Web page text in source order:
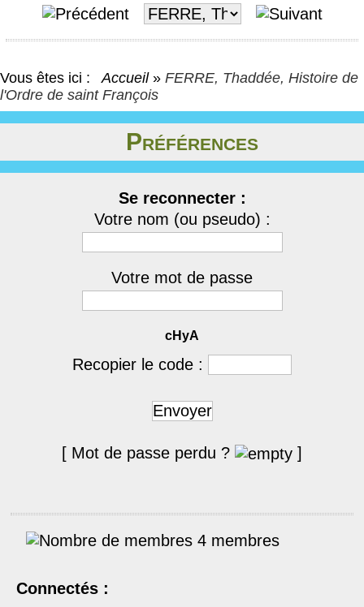
Vous êtes ici : Accueil » FERRE, Thaddée, Histoire de
l'Ordre de saint François
Préférences
Se reconnecter :
Votre nom (ou pseudo) :
Votre mot de passe
cHyA
Recopier le code :
Envoyer
[ Mot de passe perdu ? ]
4 membres
Connectés :